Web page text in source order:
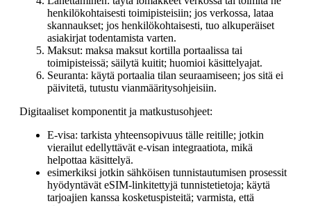
henkilökohtaisesti toimipisteisiin; jos verkossa, lataa
skannaukset; jos henkilökohtaisesti, tuo alkuperäiset
asiakirjat todentamista varten.
Maksut: maksa maksut kortilla portaalissa tai
toimipisteissä; säilytä kuitit; huomioi käsittelyajat.
Seuranta: käytä portaalia tilan seuraamiseen; jos sitä ei
päivitetä, tutustu vianmääritysohjeisiin.
Digitaaliset komponentit ja matkustusohjeet:
E-visa: tarkista yhteensopivuus tälle reitille; jotkin
vierailut edellyttävät e-visan integraatiota, mikä
helpottaa käsittelyä.
esimerkiksi jotkin sähköisen tunnistautumisen prosessit
hyödyntävät eSIM-linkitettyjä tunnistetietoja; käytä
tarjoajien kanssa kosketuspisteitä; varmista, että